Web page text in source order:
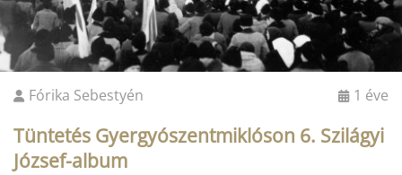
Fórika Sebestyén 1 éve
Tüntetés Gyergyószentmiklóson 6. Szilágyi
József-album